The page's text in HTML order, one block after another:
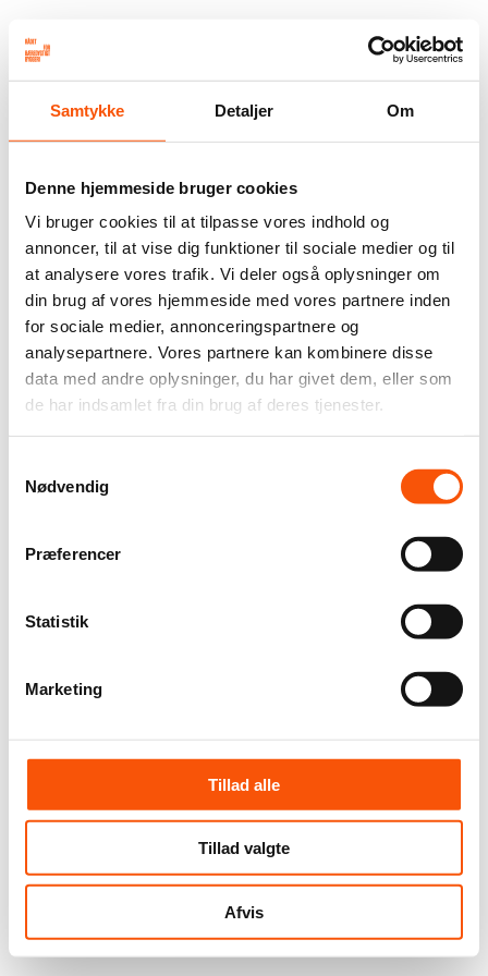
Samtykke Detaljer Om
Denne hjemmeside bruger cookies
Vi bruger cookies til at tilpasse vores indhold og
annoncer, til at vise dig funktioner til sociale medier og til
at analysere vores trafik. Vi deler også oplysninger om
din brug af vores hjemmeside med vores partnere inden
for sociale medier, annonceringspartnere og
analysepartnere. Vores partnere kan kombinere disse
data med andre oplysninger, du har givet dem, eller som
de har indsamlet fra din brug af deres tjenester.
Nødvendig
Præferencer
Statistik
Marketing
Tillad alle
Tillad valgte
Afvis